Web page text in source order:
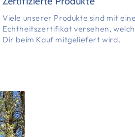
Viele unserer Produkte sind mit
Echtheitszertifikat versehen,
Dir beim Kauf mitgeliefert wird.